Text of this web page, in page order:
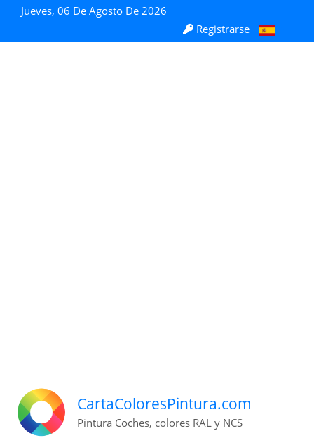
Jueves, 06 De Agosto De 2026
Registrarse
CartaColoresPintura.com
Pintura Coches, colores RAL y NCS